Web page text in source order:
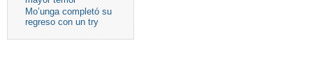
Mo’unga completó su
regreso con un try